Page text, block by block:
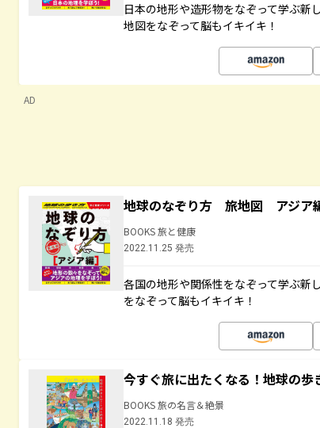
日本の地形や造形物をなぞって学ぶ新
地図をなぞって脳もイキイキ！
AD
地球のなぞり方 旅地図 アジア
BOOKS 旅と健康
2022.11.25 発売
各国の地形や関係性をなぞって学ぶ新
をなぞって脳もイキイキ！
今すぐ旅に出たくなる！地球の歩
BOOKS 旅の名言＆絶景
2022.11.18 発売